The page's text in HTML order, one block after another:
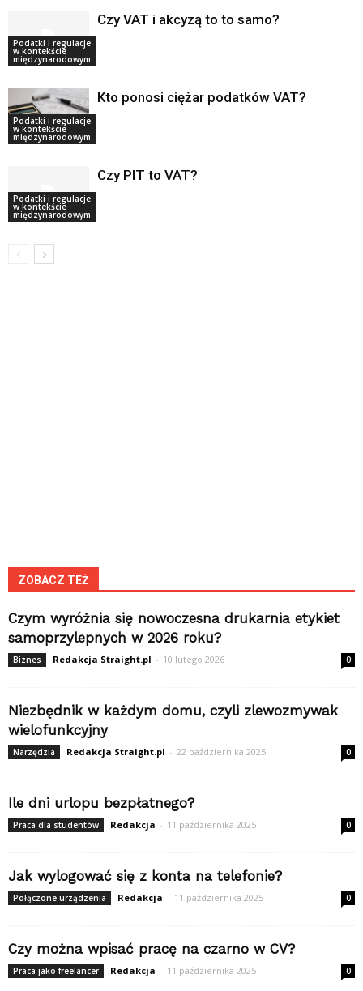
Podatki i regulacje
w kontekście
międzynarodowym
Czy VAT i akcyzą to to samo?
Podatki i regulacje
w kontekście
międzynarodowym
Kto ponosi ciężar podatków VAT?
Podatki i regulacje
w kontekście
międzynarodowym
Czy PIT to VAT?
ZOBACZ TEŻ
Czym wyróżnia się nowoczesna drukarnia etykiet
samoprzylepnych w 2026 roku?
Biznes Redakcja Straight.pl - 10 lutego 2026 0
Niezbędnik w każdym domu, czyli zlewozmywak
wielofunkcyjny
Narzędzia Redakcja Straight.pl - 22 października 2025 0
Ile dni urlopu bezpłatnego?
Praca dla studentów Redakcja - 11 października 2025 0
Jak wylogować się z konta na telefonie?
Połączone urządzenia Redakcja - 11 października 2025 0
Czy można wpisać pracę na czarno w CV?
Praca jako freelancer Redakcja - 11 października 2025 0